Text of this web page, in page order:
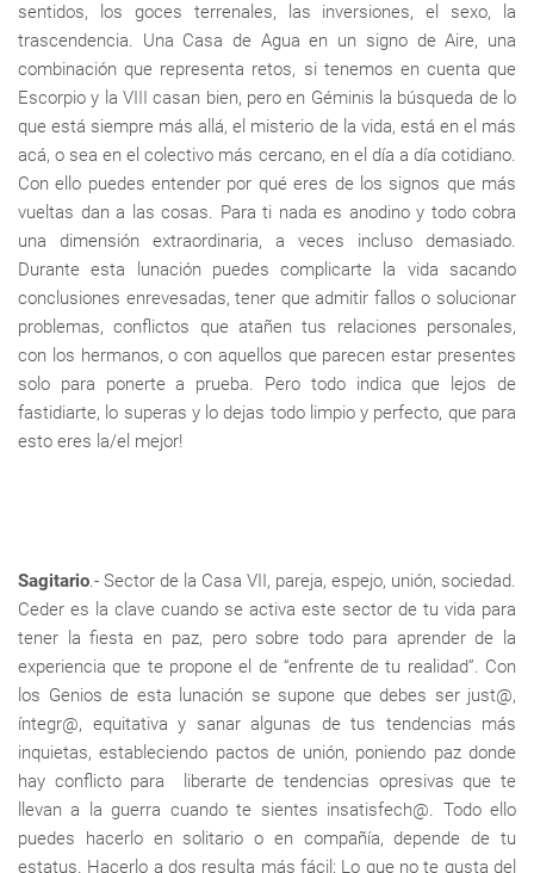
sentidos, los goces terrenales, las inversiones, el sexo, la
trascendencia. Una Casa de Agua en un signo de Aire, una
combinación que representa retos, si tenemos en cuenta que
Escorpio y la VIII casan bien, pero en Géminis la búsqueda de lo
que está siempre más allá, el misterio de la vida, está en el más
acá, o sea en el colectivo más cercano, en el día a día cotidiano.
Con ello puedes entender por qué eres de los signos que más
vueltas dan a las cosas. Para ti nada es anodino y todo cobra
una dimensión extraordinaria, a veces incluso demasiado.
Durante esta lunación puedes complicarte la vida sacando
conclusiones enrevesadas, tener que admitir fallos o solucionar
problemas, conflictos que atañen tus relaciones personales,
con los hermanos, o con aquellos que parecen estar presentes
solo para ponerte a prueba. Pero todo indica que lejos de
fastidiarte, lo superas y lo dejas todo limpio y perfecto, que para
esto eres la/el mejor!
Sagitario.- Sector de la Casa VII, pareja, espejo, unión, sociedad.
Ceder es la clave cuando se activa este sector de tu vida para
tener la fiesta en paz, pero sobre todo para aprender de la
experiencia que te propone el de “enfrente de tu realidad”. Con
los Genios de esta lunación se supone que debes ser just@,
íntegr@, equitativa y sanar algunas de tus tendencias más
inquietas, estableciendo pactos de unión, poniendo paz donde
hay conflicto para liberarte de tendencias opresivas que te
llevan a la guerra cuando te sientes insatisfech@. Todo ello
puedes hacerlo en solitario o en compañía, depende de tu
estatus. Hacerlo a dos resulta más fácil: Lo que no te gusta del